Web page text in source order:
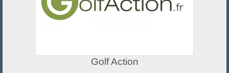
Golf Action